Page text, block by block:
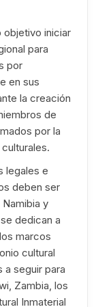
objetivo iniciar
para
por
en sus
la creación
de
por la
legales e
deben ser
y
dedican a
marcos
cultural
a seguir para
Zambia, los
Inmaterial